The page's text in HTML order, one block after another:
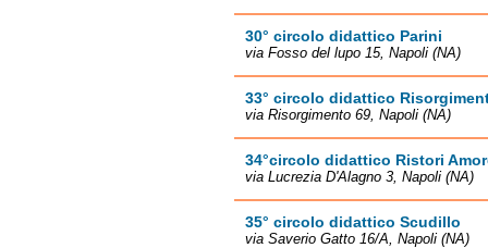
30° circolo didattico Parini
via Fosso del lupo 15, Napoli (NA)
33° circolo didattico
via Risorgimento 69, Napoli (NA)
34°circolo didattico Ristori
via Lucrezia D'Alagno 3, Napoli (NA)
35° circolo didattico Scudillo
via Saverio Gatto 16/A, Napoli (NA)